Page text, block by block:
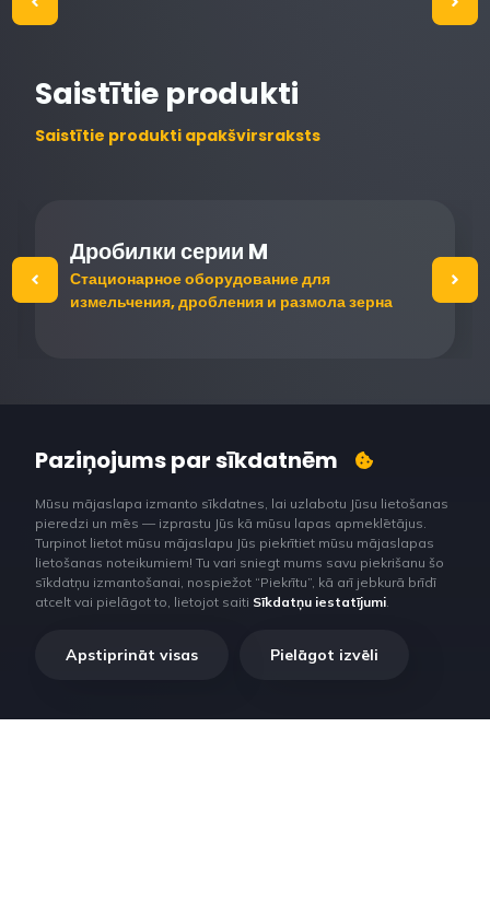
Saistītie produkti
Saistītie produkti apakšvirsraksts
Дробилки серии M
Стационарное оборудование для
измельчения, дробления и размола зерна
Paziņojums par sīkdatnēm
Mūsu mājaslapa izmanto sīkdatnes, lai uzlabotu Jūsu lietošanas
pieredzi un mēs — izprastu Jūs kā mūsu lapas apmeklētājus.
Turpinot lietot mūsu mājaslapu Jūs piekrītiet mūsu mājaslapas
lietošanas noteikumiem! Tu vari sniegt mums savu piekrišanu šo
sīkdatņu izmantošanai, nospiežot “Piekrītu”, kā arī jebkurā brīdī
atcelt vai pielāgot to, lietojot saiti Sīkdatņu iestatījumi.
Apstiprināt visas Pielāgot izvēli